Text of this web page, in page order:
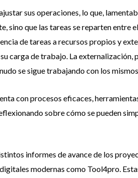
sus operaciones, lo que,
sino que las tareas se reparten entre
de tareas a recursos propios y
carga de trabajo. La externalización,
se sigue trabajando con los
con procesos eficaces,
sobre cómo se pueden
informes de avance de los
modernas como Tool4pro.